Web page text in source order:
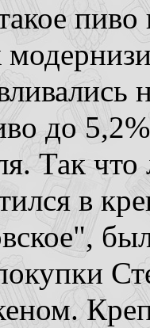
до
Так что
в